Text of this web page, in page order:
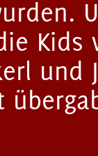
Kids
und